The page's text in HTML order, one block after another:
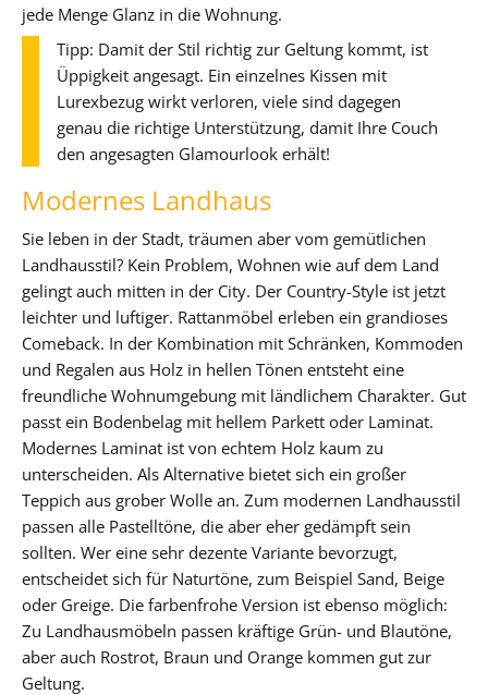
jede Menge Glanz in die Wohnung.
Tipp: Damit der Stil richtig zur Geltung kommt, ist
Üppigkeit angesagt. Ein einzelnes Kissen mit
Lurexbezug wirkt verloren, viele sind dagegen
genau die richtige Unterstützung, damit Ihre Couch
den angesagten Glamourlook erhält!
Modernes Landhaus
Sie leben in der Stadt, träumen aber vom gemütlichen
Landhausstil? Kein Problem, Wohnen wie auf dem Land
gelingt auch mitten in der City. Der Country-Style ist jetzt
leichter und luftiger. Rattanmöbel erleben ein grandioses
Comeback. In der Kombination mit Schränken, Kommoden
und Regalen aus Holz in hellen Tönen entsteht eine
freundliche Wohnumgebung mit ländlichem Charakter. Gut
passt ein Bodenbelag mit hellem Parkett oder Laminat.
Modernes Laminat ist von echtem Holz kaum zu
unterscheiden. Als Alternative bietet sich ein großer
Teppich aus grober Wolle an. Zum modernen Landhausstil
passen alle Pastelltöne, die aber eher gedämpft sein
sollten. Wer eine sehr dezente Variante bevorzugt,
entscheidet sich für Naturtöne, zum Beispiel Sand, Beige
oder Greige. Die farbenfrohe Version ist ebenso möglich:
Zu Landhausmöbeln passen kräftige Grün- und Blautöne,
aber auch Rostrot, Braun und Orange kommen gut zur
Geltung.